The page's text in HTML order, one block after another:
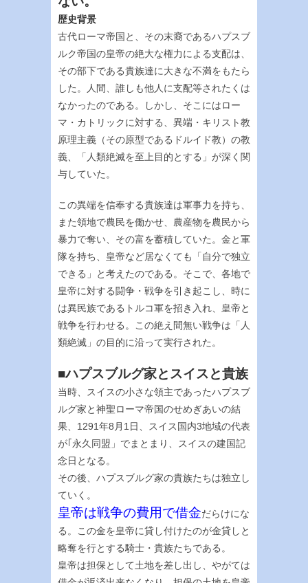
歴史背景
古代ローマ帝国と、その末裔であるハプスブ
ルク帝国の皇帝の絶大な権力による支配は、
その部下である貴族達に大きな不満をもたら
した。人間、誰しも他人に支配等されたくは
なかったのである。しかし、そこにはロー
マ・カトリックに対する、異端・キリスト教
原理主義（その原型であるドルイド教）の教
義、「人類絶滅を至上目的とする」が深く関
与していた。
この異端を信奉する貴族達は軍事力を持ち、
また領地で農民を働かせ、農産物を農民から
暴力で奪い、その富を蓄積していた。金と軍
隊を持ち、皇帝など居なくても「自分で独立
できる」と考えたのである。そこで、各地で
皇帝に対する闘争・戦争を引き起こし、時に
は異民族であるトルコ軍を招き入れ、皇帝と
戦争を行わせる。この絶え間無い戦争は「人
類絶滅」の目的に沿って実行された。
■ハプスブルグ家とスイスと貴族
当時、スイスの小さな領主であったハプスブ
ルグ家と神聖ローマ帝国のせめぎあいの結
果、1291年8月1日、スイス国内3地域の代表
が｢永久同盟」でまとまり、スイスの建国記
念日となる。
その後、ハプスブルグ家の貴族たちは独立し
ていく。
皇帝は戦争の費用で借金だらけにな
る。この金を皇帝に貸し付けたのが金貸しと
略奪を行とする騎士・貴族たちである。
皇帝は担保として土地を差し出し、やがては